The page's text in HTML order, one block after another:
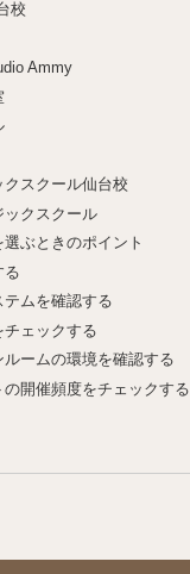
校
Ammy
スクール仙台校
ックスクール
ぶときのポイント
る
テムを確認する
ェックする
ームの環境を確認する
開催頻度をチェックする